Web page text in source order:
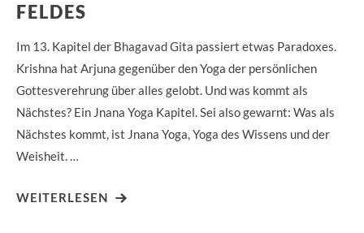
FELDES
Im 13. Kapitel der Bhagavad Gita passiert etwas Paradoxes.
Krishna hat Arjuna gegenüber den Yoga der persönlichen
Gottesverehrung über alles gelobt. Und was kommt als
Nächstes? Ein Jnana Yoga Kapitel. Sei also gewarnt: Was als
Nächstes kommt, ist Jnana Yoga, Yoga des Wissens und der
Weisheit. …
WEITERLESEN